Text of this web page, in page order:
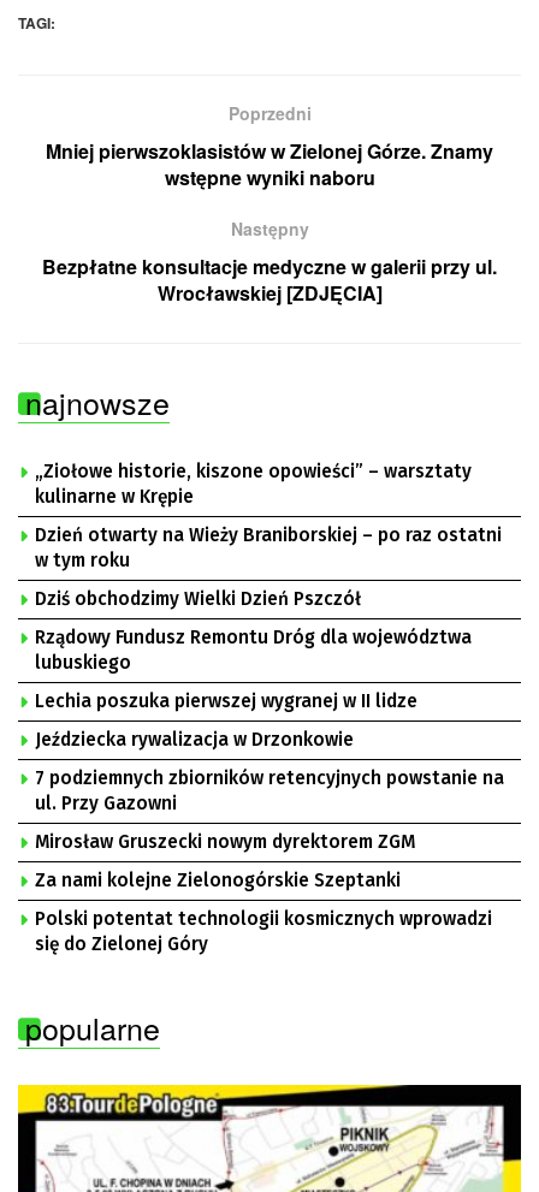
TAGI:
Poprzedni
Mniej pierwszoklasistów w Zielonej Górze. Znamy
wstępne wyniki naboru
Następny
Bezpłatne konsultacje medyczne w galerii przy ul.
Wrocławskiej [ZDJĘCIA]
najnowsze
„Ziołowe historie, kiszone opowieści” – warsztaty
kulinarne w Krępie
Dzień otwarty na Wieży Braniborskiej – po raz ostatni
w tym roku
Dziś obchodzimy Wielki Dzień Pszczół
Rządowy Fundusz Remontu Dróg dla województwa
lubuskiego
Lechia poszuka pierwszej wygranej w II lidze
Jeździecka rywalizacja w Drzonkowie
7 podziemnych zbiorników retencyjnych powstanie na
ul. Przy Gazowni
Mirosław Gruszecki nowym dyrektorem ZGM
Za nami kolejne Zielonogórskie Szeptanki
Polski potentat technologii kosmicznych wprowadzi
się do Zielonej Góry
popularne